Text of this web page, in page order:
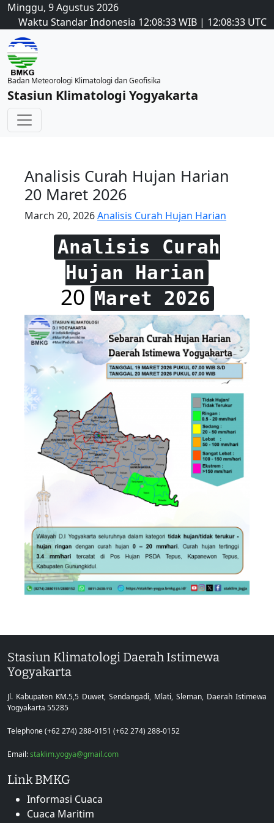
Minggu, 9 Agustus 2026
Waktu Standar Indonesia 12:08:33WIB | 12:08:33 UTC
Badan Meteorologi Klimatologi dan Geofisika
Stasiun Klimatologi Yogyakarta
Analisis Curah Hujan Harian
20 Maret 2026
March 20, 2026Analisis Curah Hujan Harian
Analisis Curah
Hujan Harian
20 Maret 2026
Stasiun Klimatologi Daerah Istimewa
Yogyakarta
Jl. Kabupaten KM.5,5 Duwet, Sendangadi, Mlati, Sleman, Daerah Istimewa
Yogyakarta 55285
Telephone (+62 274) 288-0151 (+62 274) 288-0152
Email:staklim.yogya@gmail.com
Link BMKG
Informasi Cuaca
Cuaca Maritim